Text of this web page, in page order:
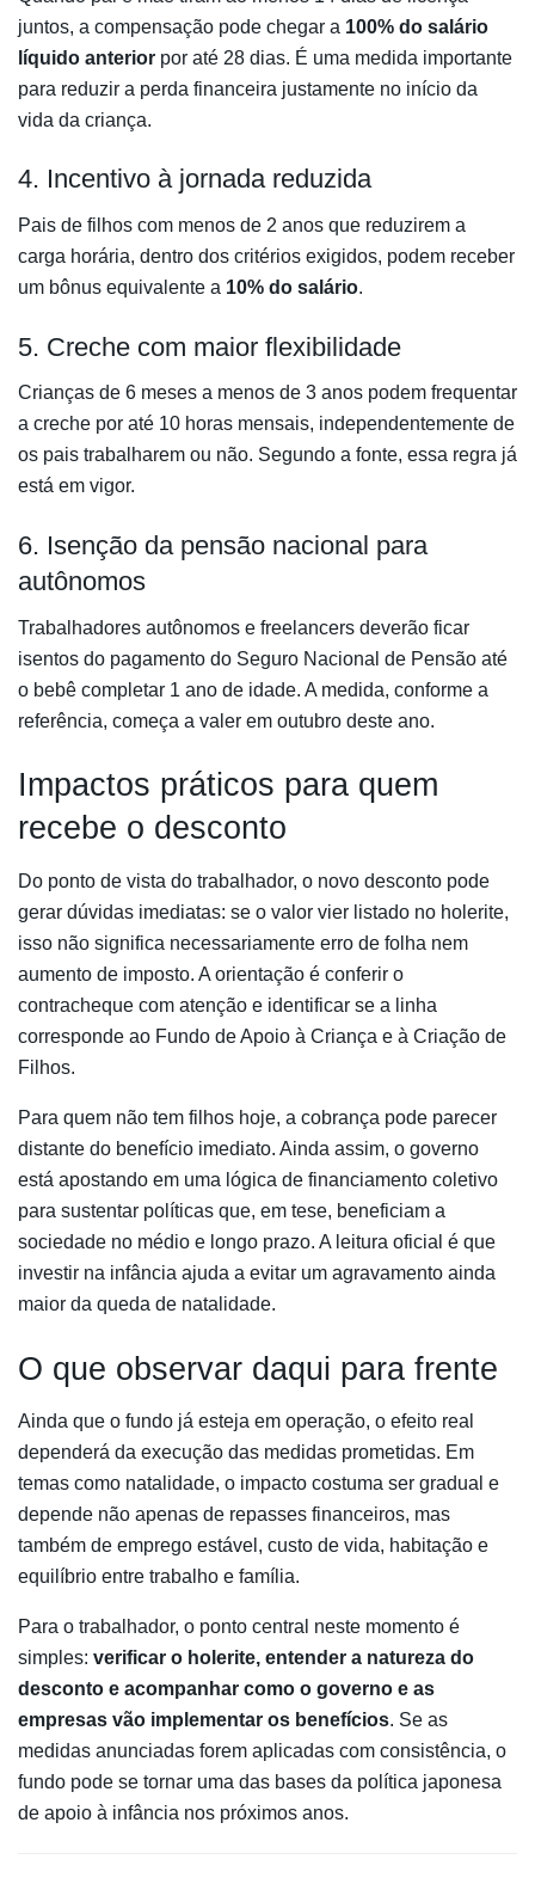
juntos, a compensação pode chegar a 100% do salário
líquido anterior por até 28 dias. É uma medida importante
para reduzir a perda financeira justamente no início da
vida da criança.
4. Incentivo à jornada reduzida
Pais de filhos com menos de 2 anos que reduzirem a
carga horária, dentro dos critérios exigidos, podem receber
um bônus equivalente a 10% do salário.
5. Creche com maior flexibilidade
Crianças de 6 meses a menos de 3 anos podem frequentar
a creche por até 10 horas mensais, independentemente de
os pais trabalharem ou não. Segundo a fonte, essa regra já
está em vigor.
6. Isenção da pensão nacional para
autônomos
Trabalhadores autônomos e freelancers deverão ficar
isentos do pagamento do Seguro Nacional de Pensão até
o bebê completar 1 ano de idade. A medida, conforme a
referência, começa a valer em outubro deste ano.
Impactos práticos para quem
recebe o desconto
Do ponto de vista do trabalhador, o novo desconto pode
gerar dúvidas imediatas: se o valor vier listado no holerite,
isso não significa necessariamente erro de folha nem
aumento de imposto. A orientação é conferir o
contracheque com atenção e identificar se a linha
corresponde ao Fundo de Apoio à Criança e à Criação de
Filhos.
Para quem não tem filhos hoje, a cobrança pode parecer
distante do benefício imediato. Ainda assim, o governo
está apostando em uma lógica de financiamento coletivo
para sustentar políticas que, em tese, beneficiam a
sociedade no médio e longo prazo. A leitura oficial é que
investir na infância ajuda a evitar um agravamento ainda
maior da queda de natalidade.
O que observar daqui para frente
Ainda que o fundo já esteja em operação, o efeito real
dependerá da execução das medidas prometidas. Em
temas como natalidade, o impacto costuma ser gradual e
depende não apenas de repasses financeiros, mas
também de emprego estável, custo de vida, habitação e
equilíbrio entre trabalho e família.
Para o trabalhador, o ponto central neste momento é
simples: verificar o holerite, entender a natureza do
desconto e acompanhar como o governo e as
empresas vão implementar os benefícios. Se as
medidas anunciadas forem aplicadas com consistência, o
fundo pode se tornar uma das bases da política japonesa
de apoio à infância nos próximos anos.